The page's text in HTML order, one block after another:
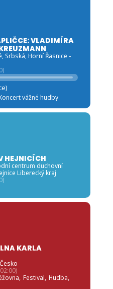
VLADIMÍRA
Srbská, Horní Řasnice -
vážné hudby
HEJNICÍCH
centrum duchovní
Liberecký kraj
KARLA
Festival, Hudba,